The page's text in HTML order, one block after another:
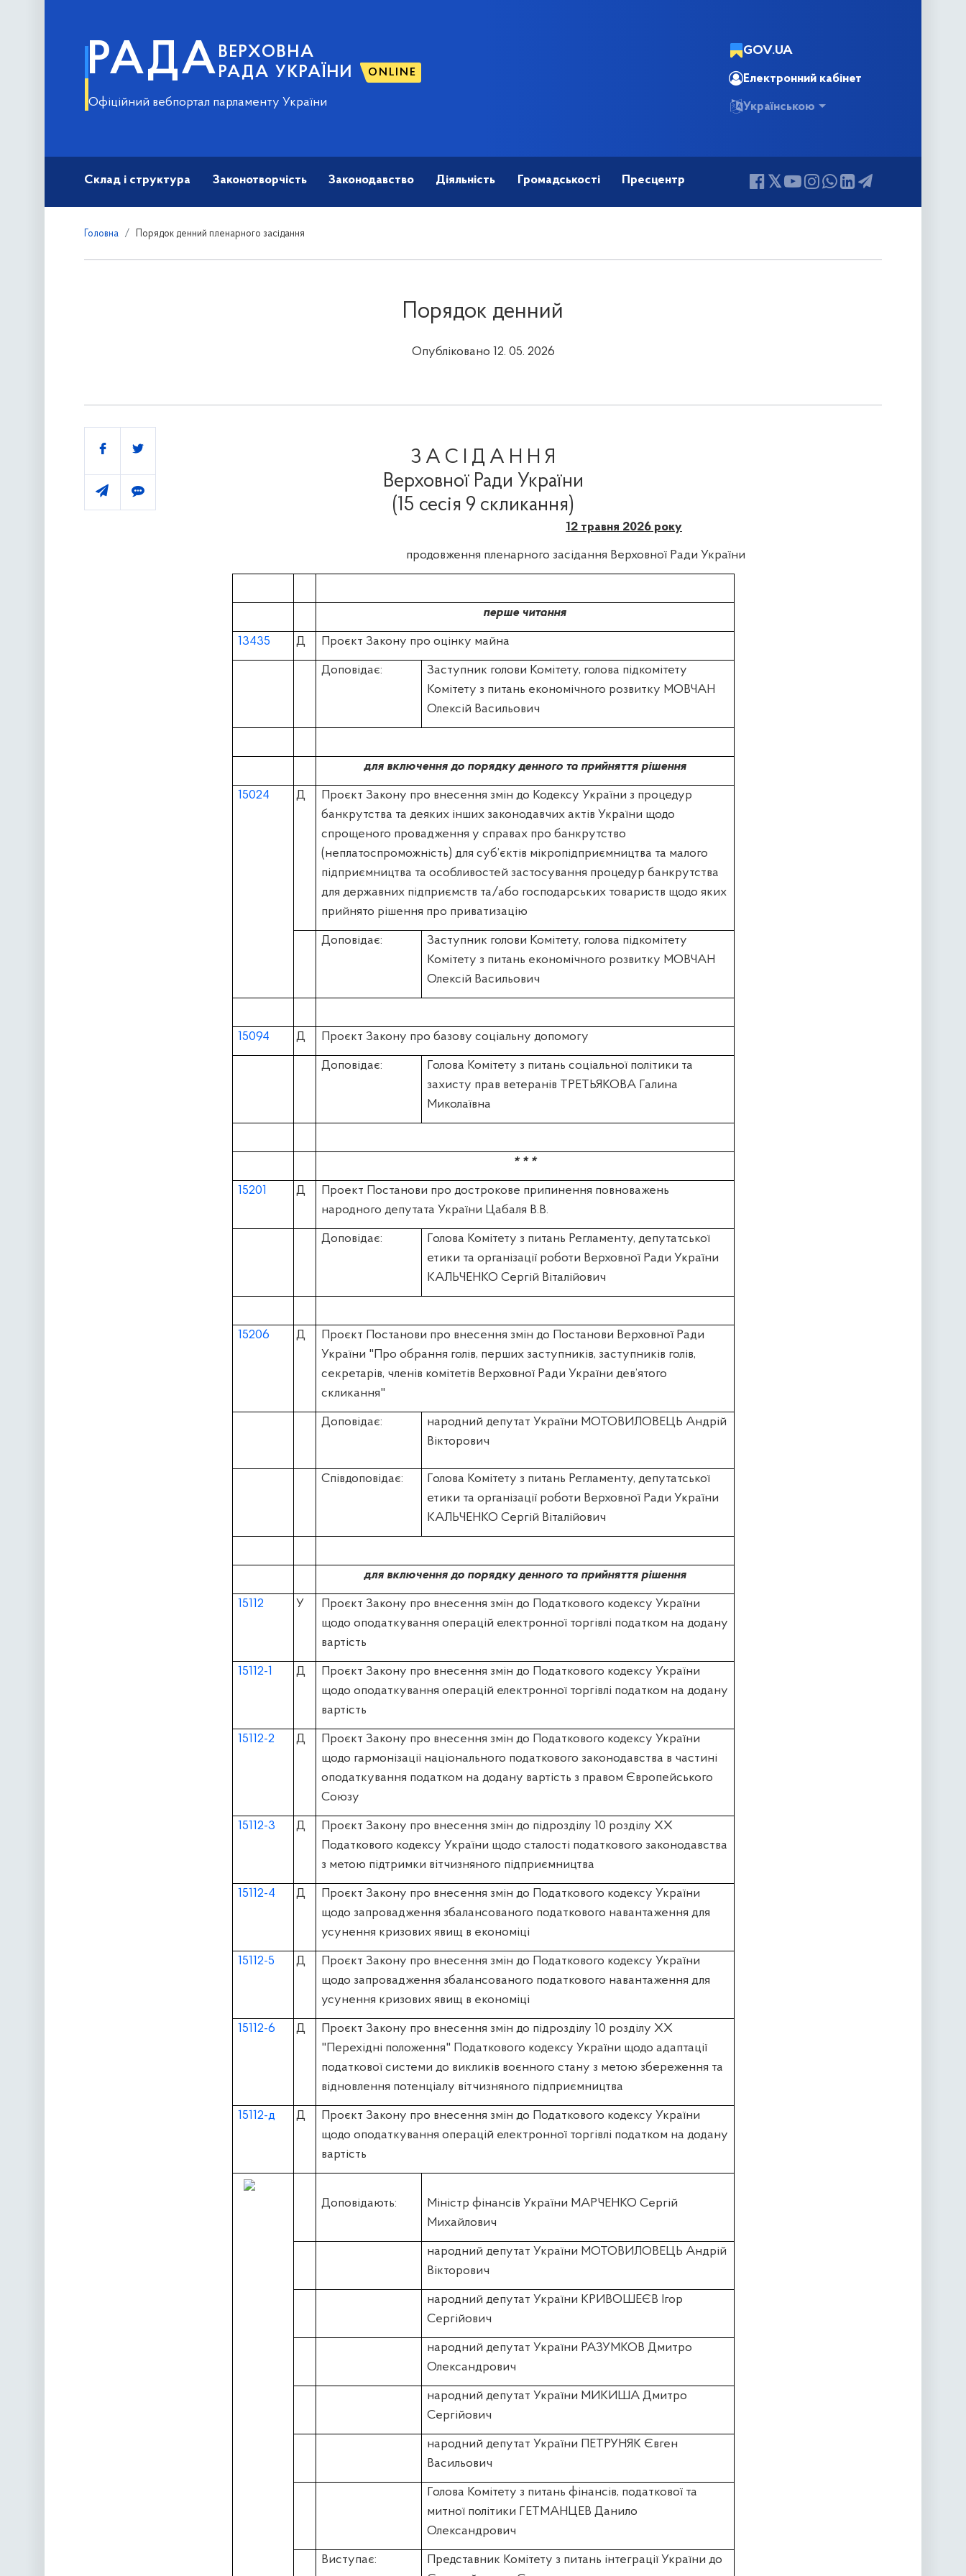
РАДА ВЕРХОВНА
РАДА УКРАЇНИ
ONLINE
Офіційний вебпортал парламенту України
GOV.UA
Електронний кабінет
Українською
Склад і структура Законотворчість Законодавство Діяльність Громадськості Пресцентр
Головна Порядок денний пленарного засідання
Порядок денний
Опубліковано 12. 05. 2026
З А С І Д А Н Н Я
Верховної Ради України
(15 сесія 9 скликання)
12 травня 2026 року
продовження пленарного засідання Верховної Ради України
перше читання
13435 Д Проєкт Закону про оцінку майна
Доповідає:
Заступник голови Комітету, голова підкомітету
Комітету з питань економічного розвитку МОВЧАН
Олексій Васильович
для включення до порядку денного та прийняття рішення
15024 Д
Проєкт Закону про внесення змін до Кодексу України з процедур
банкрутства та деяких інших законодавчих актів України щодо
спрощеного провадження у справах про банкрутство
(неплатоспроможність) для суб’єктів мікропідприємництва та малого
підприємництва та особливостей застосування процедур банкрутства
для державних підприємств та/або господарських товариств щодо яких
прийнято рішення про приватизацію
Доповідає:
Заступник голови Комітету, голова підкомітету
Комітету з питань економічного розвитку МОВЧАН
Олексій Васильович
15094 Д Проєкт Закону про базову соціальну допомогу
Доповідає:
Голова Комітету з питань соціальної політики та
захисту прав ветеранів ТРЕТЬЯКОВА Галина
Миколаївна
* * *
15201 Д
Проект Постанови про дострокове припинення повноважень
народного депутата України Цабаля В.В.
Доповідає:
Голова Комітету з питань Регламенту, депутатської
етики та організації роботи Верховної Ради України
КАЛЬЧЕНКО Сергій Віталійович
15206 Д
Проєкт Постанови про внесення змін до Постанови Верховної Ради
України "Про обрання голів, перших заступників, заступників голів,
секретарів, членів комітетів Верховної Ради України дев’ятого
скликання"
Доповідає:
народний депутат України МОТОВИЛОВЕЦЬ Андрій
Вікторович
Співдоповідає:
Голова Комітету з питань Регламенту, депутатської
етики та організації роботи Верховної Ради України
КАЛЬЧЕНКО Сергій Віталійович
для включення до порядку денного та прийняття рішення
15112 У
Проєкт Закону про внесення змін до Податкового кодексу України
щодо оподаткування операцій електронної торгівлі податком на додану
вартість
15112-1 Д
Проєкт Закону про внесення змін до Податкового кодексу України
щодо оподаткування операцій електронної торгівлі податком на додану
вартість
15112-2 Д
Проєкт Закону про внесення змін до Податкового кодексу України
щодо гармонізації національного податкового законодавства в частині
оподаткування податком на додану вартість з правом Європейського
Союзу
15112-3 Д
Проєкт Закону про внесення змін до підрозділу 10 розділу ХХ
Податкового кодексу України щодо сталості податкового законодавства
з метою підтримки вітчизняного підприємництва
15112-4 Д
Проєкт Закону про внесення змін до Податкового кодексу України
щодо запровадження збалансованого податкового навантаження для
усунення кризових явищ в економіці
15112-5 Д
Проєкт Закону про внесення змін до Податкового кодексу України
щодо запровадження збалансованого податкового навантаження для
усунення кризових явищ в економіці
15112-6 Д
Проєкт Закону про внесення змін до підрозділу 10 розділу XX
"Перехідні положення" Податкового кодексу України щодо адаптації
податкової системи до викликів воєнного стану з метою збереження та
відновлення потенціалу вітчизняного підприємництва
15112-д Д
Проєкт Закону про внесення змін до Податкового кодексу України
щодо оподаткування операцій електронної торгівлі податком на додану
вартість
Доповідають:
Міністр фінансів України МАРЧЕНКО Сергій
Михайлович
народний депутат України МОТОВИЛОВЕЦЬ Андрій
Вікторович
народний депутат України КРИВОШЕЄВ Ігор
Сергійович
народний депутат України РАЗУМКОВ Дмитро
Олександрович
народний депутат України МИКИША Дмитро
Сергійович
народний депутат України ПЕТРУНЯК Євген
Васильович
Голова Комітету з питань фінансів, податкової та
митної політики ГЕТМАНЦЕВ Данило
Олександрович
Виступає:
Представник Комітету з питань інтеграції України до
Поділитись